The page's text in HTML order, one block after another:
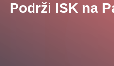
Podrži ISK na